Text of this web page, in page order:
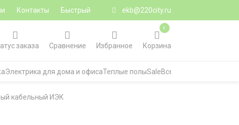
Контакты
Быстрый
ekb@220city.ru
заказа Сравнение Избранное Корзина
0
Электрика для дома и офисаТеплые полыSaleВсе категории
кабельный ИЭК